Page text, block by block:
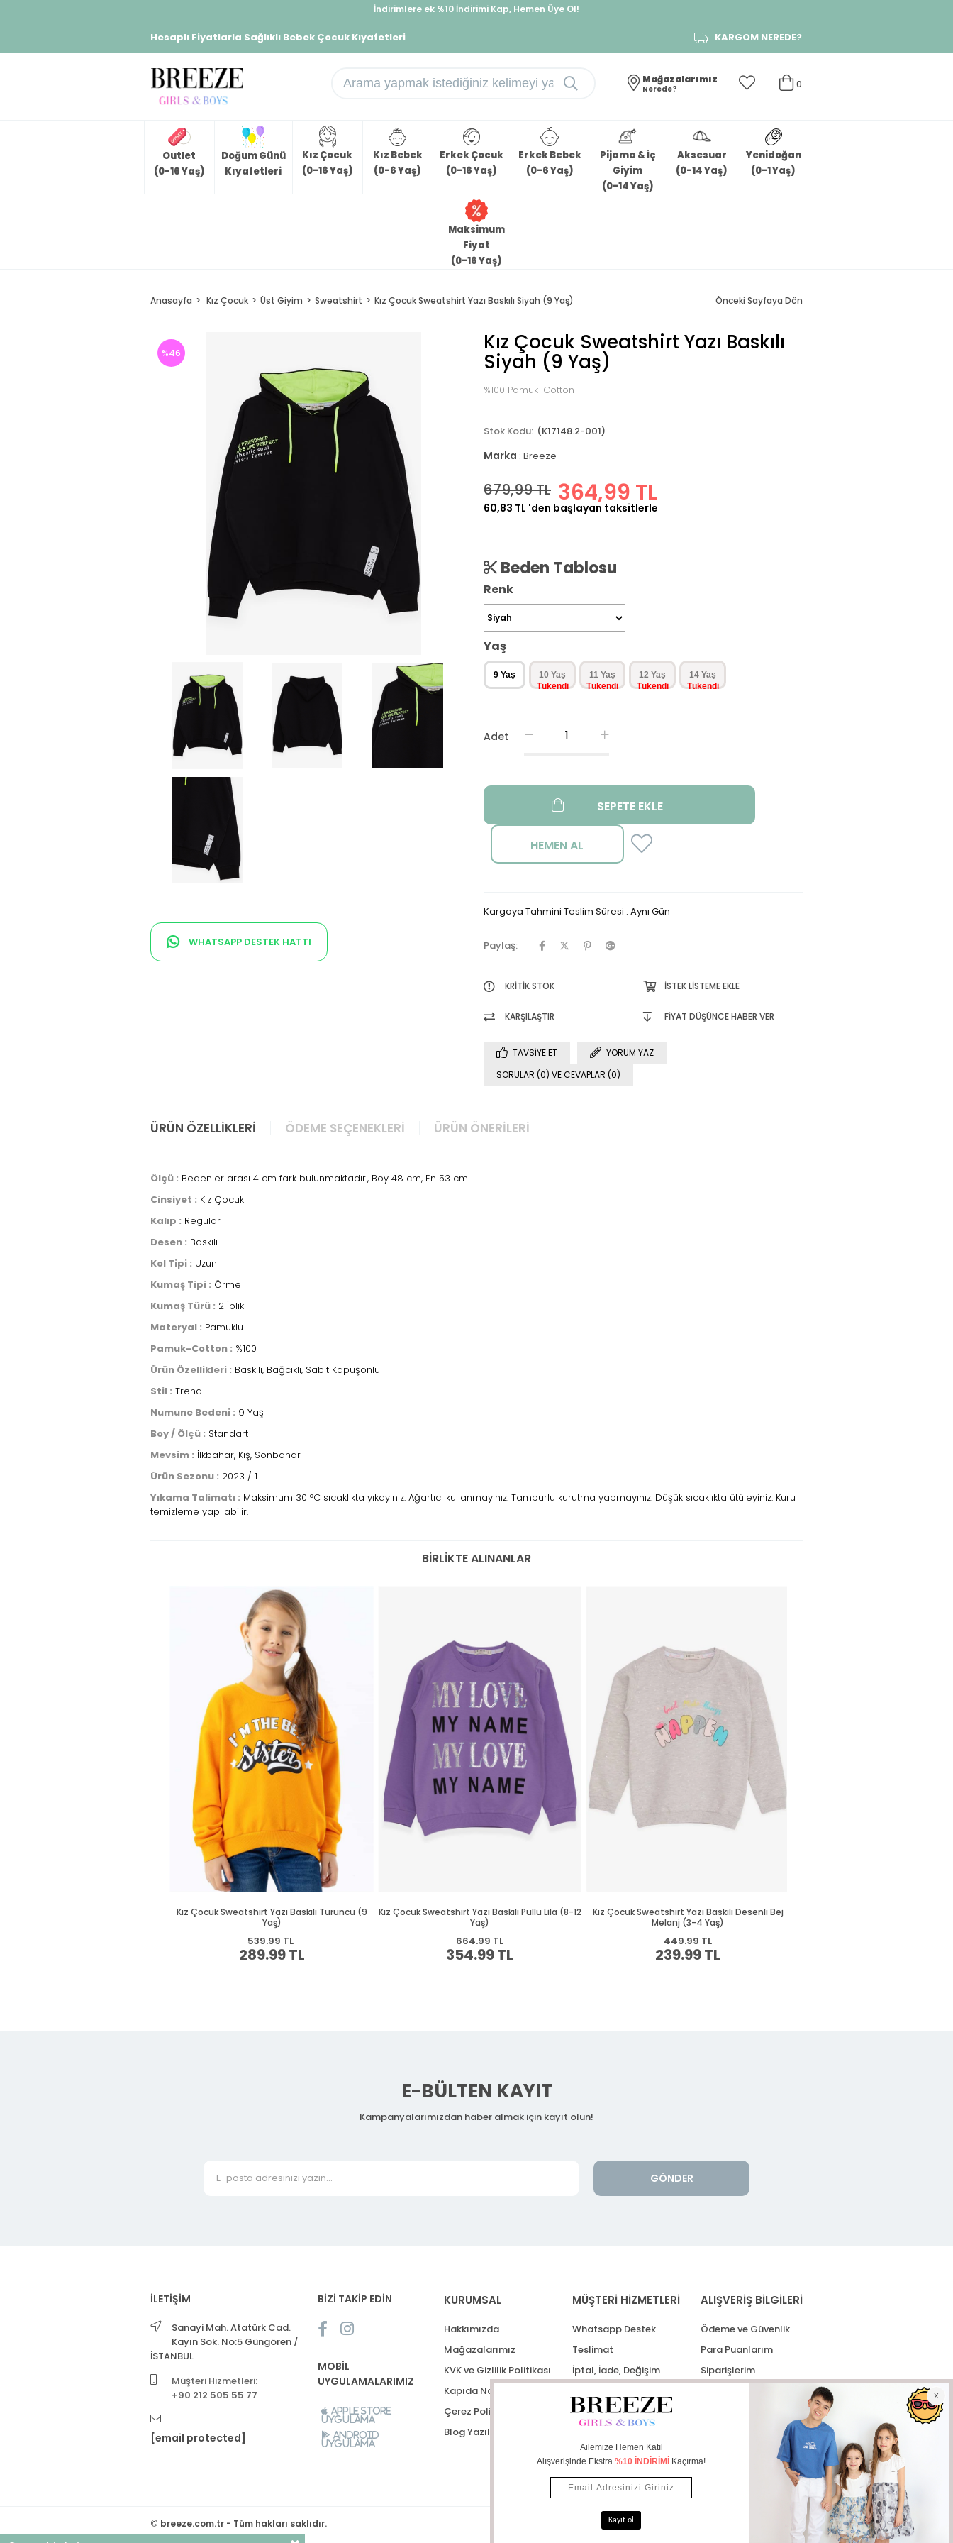
İndirimlere ek %10 İndirimi Kap, Hemen Üye Ol!
Hesaplı Fiyatlarla Sağlıklı Bebek Çocuk Kıyafetleri KARGOM NEREDE?
0
Mağazalarımız
Nerede?
Outlet
(0-16 Yaş)
Doğum Günü
Kıyafetleri
Kız Çocuk
(0-16 Yaş)
Kız Bebek
(0-6 Yaş)
Erkek Çocuk
(0-16 Yaş)
Erkek Bebek
(0-6 Yaş)
Pijama & İç
Giyim
(0-14 Yaş)
Aksesuar
(0-14 Yaş)
Yenidoğan
(0-1 Yaş)
Maksimum
Fiyat
(0-16 Yaş)
Anasayfa Kız Çocuk Üst Giyim Sweatshirt Kız Çocuk Sweatshirt Yazı Baskılı Siyah (9 Yaş) Önceki Sayfaya Dön
%46
WHATSAPP DESTEK HATTI
Kız Çocuk Sweatshirt Yazı Baskılı
Siyah (9 Yaş)
%100 Pamuk-Cotton
(K17148.2-001)
Marka : Breeze
679,99 TL 364,99 TL
60,83 TL 'den başlayan taksitlerle
Beden Tablosu
Renk
Yaş
9 Yaş 10 Yaş 11 Yaş 12 Yaş 14 Yaş
Adet
Kargoya Tahmini Teslim Süresi : Aynı Gün
Paylaş:
KRITIK STOK İSTEK LISTEME EKLE
KARŞILAŞTIR FIYAT DÜŞÜNCE HABER VER
TAVSIYE ET
YORUM YAZ
SORULAR (0) VE CEVAPLAR (0)
ÜRÜN ÖZELLIKLERI ÖDEME SEÇENEKLERI ÜRÜN ÖNERILERI
Ölçü : Bedenler arası 4 cm fark bulunmaktadır., Boy 48 cm, En 53 cm
Cinsiyet : Kız Çocuk
Kalıp : Regular
Desen : Baskılı
Kol Tipi : Uzun
Kumaş Tipi : Örme
Kumaş Türü : 2 İplik
Materyal : Pamuklu
Pamuk-Cotton : %100
Ürün Özellikleri : Baskılı, Bağcıklı, Sabit Kapüşonlu
Stil : Trend
Numune Bedeni : 9 Yaş
Boy / Ölçü : Standart
Mevsim : İlkbahar, Kış, Sonbahar
Ürün Sezonu : 2023 / 1
Yıkama Talimatı : Maksimum 30 °C sıcaklıkta yıkayınız. Ağartıcı kullanmayınız. Tamburlu kurutma yapmayınız. Düşük sıcaklıkta ütüleyiniz. Kuru
temizleme yapılabilir.
E-BÜLTEN KAYIT
Kampanyalarımızdan haber almak için kayıt olun!
GÖNDER
İLETİŞİM
Sanayi Mah. Atatürk Cad.
Kayın Sok. No:5 Güngören /
İSTANBUL
Müşteri Hizmetleri:
+90 212 505 55 77
[email protected]
BİZİ TAKİP EDİN
MOBİL
UYGULAMALARIMIZ
Apple Store
Uygulama
Android
Uygulama
KURUMSAL
Hakkımızda
Mağazalarımız
KVK ve Gizlilik Politikası
Kapıda Nakit Ödeme
Çerez Politikası
Blog Yazıları
MÜŞTERİ HİZMETLERİ
Whatsapp Destek
Teslimat
İptal, İade, Değişim
ALIŞVERİŞ BİLGİLERİ
Ödeme ve Güvenlik
Para Puanlarım
Siparişlerim
© breeze.com.tr - Tüm hakları saklıdır.